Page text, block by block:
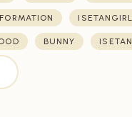
ISETANGIRL
BUNNY ISETAN